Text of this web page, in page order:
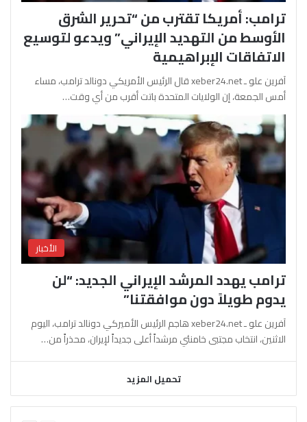
ترامب: أمريكا تقترب من “تحرير الشرق
الأوسط من التهديد الإيراني” ويدعو لتوسيع
الاتفاقات الإبراهيمية
آفرين علو ـ xeber24.net قال الرئيس الأمريكي دونالد ترامب، مساء
أمس الجمعة، إن الولايات المتحدة باتت أقرب من أي وقت…
الأخبار
ترامب يهدد المرشد الإيراني الجديد: “لن
يدوم طويلاً دون موافقتنا”
آفرين علو ـ xeber24.net هاجم الرئيس الأميركي دونالد ترامب، اليوم
الاثنين، انتخاب مجتبى خامنئي مرشداً أعلى جديداً لإيران، محذراً من…
تحميل المزيد